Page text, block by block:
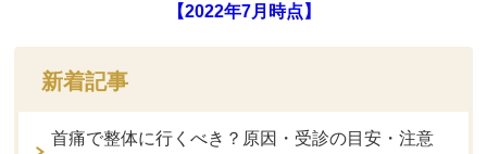
【2022年7月時点】
新着記事
首痛で整体に行くべき？原因・受診の目安・注意